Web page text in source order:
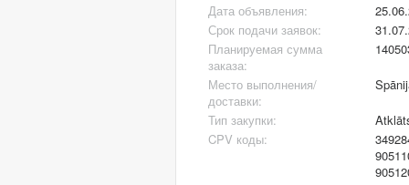
Дата объявления:
Срок подачи заявок:
Планируемая сумма
заказа:
Место выполнения/
доставки:
Тип закупки:
CPV коды: